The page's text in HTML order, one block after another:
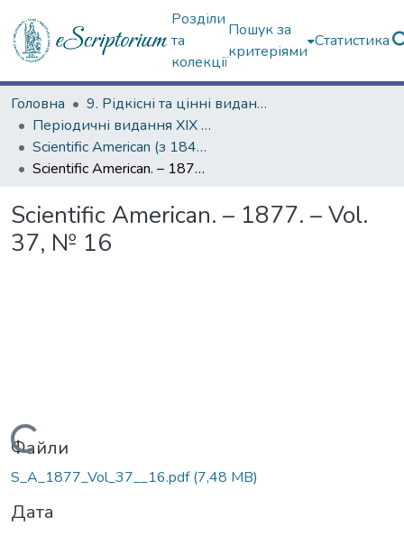
Розділи
та
колекції
Пошук за
критеріями
Статистика
Головна
9. Рідкісні та цінні видання
Періодичні видання ХІХ ст.
Scientific American (з 1845 р.)
Scientific American. – 1877. – Vol. 37, № 16
Scientific American. – 1877. – Vol.
37, № 16
Вантажиться...
Файли
S_A_1877_Vol_37__16.pdf(7,48 MB)
Дата